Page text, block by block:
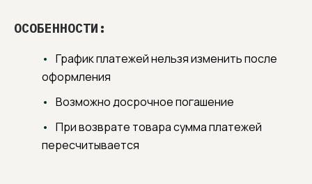
ОСОБЕННОСТИ:
График платежей нельзя изменить после
оформления
Возможно досрочное погашение
При возврате товара сумма платежей
пересчитывается